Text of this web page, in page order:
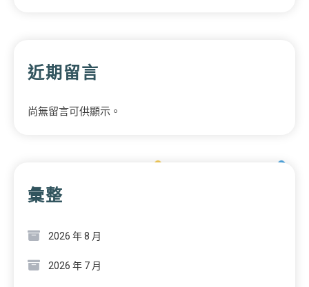
近期留言
尚無留言可供顯示。
彙整
2026 年 8 月
2026 年 7 月